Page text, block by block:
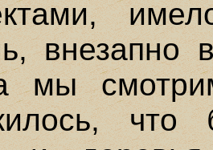
внезапно
мы
что